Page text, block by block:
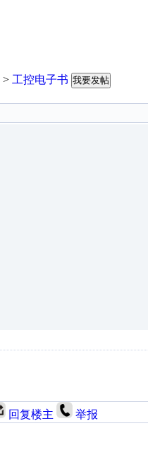
> 工控电子书 我要发帖
回复楼主 举报